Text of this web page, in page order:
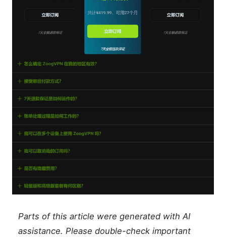
Parts of this article were generated with AI
assistance. Please double-check important